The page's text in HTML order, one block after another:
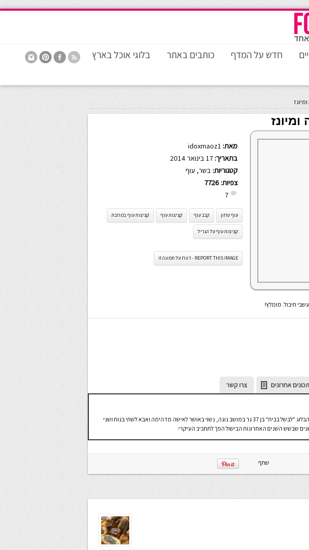
חדש על המדף כותבים באתר בלוגי אוכל בארץ
מאת: idoxmaoz1
בתאריך:
קטגוריות: בשר, עוף
צפיות: 7726
7
עוף טחון קבב עוף קציצות עוף קציצות עוף במחבת
קציצות עוף על הגריל
REPORT THIS IMAGE - דווח על תמונה זו
תיבול. מומלץ!
אחרונים צרו קשר
אני עידו מעוז מנהל את הבלוג "לבשל בבית" בן 37 גר במושב נוגה, נשוי באושר לאישה מדהימה ואבא לשתי בנות ושני
שתף